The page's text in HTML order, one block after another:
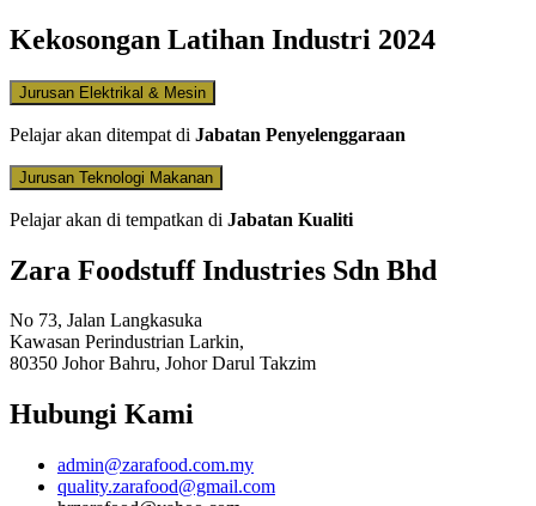
Kekosongan Latihan Industri 2024
Jurusan Elektrikal & Mesin
Pelajar akan ditempat di Jabatan Penyelenggaraan
Jurusan Teknologi Makanan
Pelajar akan di tempatkan di Jabatan Kualiti
Zara Foodstuff Industries Sdn Bhd
No 73, Jalan Langkasuka
Kawasan Perindustrian Larkin,
80350 Johor Bahru, Johor Darul Takzim
Hubungi Kami
admin@zarafood.com.my
quality.zarafood@gmail.com